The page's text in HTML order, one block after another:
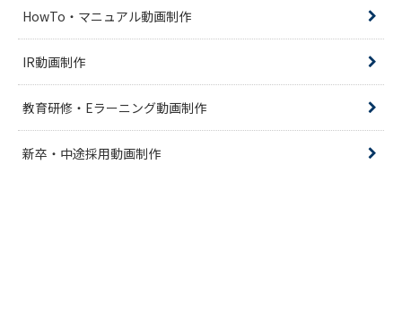
HowTo・マニュアル動画制作
IR動画制作
教育研修・Eラーニング動画制作
新卒・中途採用動画制作